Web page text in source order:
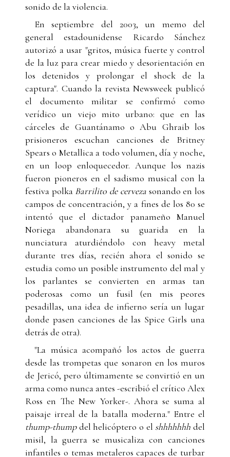
sonido de la violencia.
En septiembre del 2003, un memo del
general estadounidense Ricardo Sánchez
autorizó a usar "gritos, música fuerte y control
de la luz para crear miedo y desorientación en
los detenidos y prolongar el shock de la
captura". Cuando la revista Newsweek publicó
el documento militar se confirmó como
verídico un viejo mito urbano: que en las
cárceles de Guantánamo o Abu Ghraib los
prisioneros escuchan canciones de Britney
Spears o Metallica a todo volumen, día y noche,
en un loop enloquecedor. Aunque los nazis
fueron pioneros en el sadismo musical con la
festiva polka Barrilito de cervezasonando en los
campos de concentración, y a fines de los 80 se
intentó que el dictador panameño Manuel
Noriega abandonara su guarida en la
nunciatura aturdiéndolo con heavy metal
durante tres días, recién ahora el sonido se
estudia como un posible instrumento del mal y
los parlantes se convierten en armas tan
poderosas como un fusil (en mis peores
pesadillas, una idea de infierno sería un lugar
donde pasen canciones de las Spice Girls una
detrás de otra).
"La música acompañó los actos de guerra
desde las trompetas que sonaron en los muros
de Jericó, pero últimamente se convirtió en un
arma como nunca antes -escribió el crítico Alex
Ross en The New Yorker-. Ahora se suma al
paisaje irreal de la batalla moderna." Entre el
thump-thumpdel helicóptero o el shhhhhhhdel
misil, la guerra se musicaliza con canciones
infantiles o temas metaleros capaces de turbar